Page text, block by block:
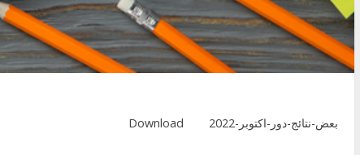
بعض-نتائج-دور-اكتوبر-2022 Download